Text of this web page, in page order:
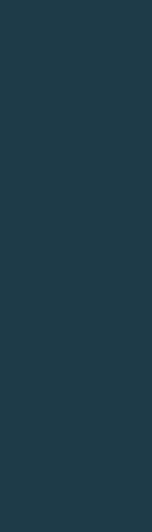
mais forte,
que vocês
caso
todo o seu
os anjos
aberta e
do
chamas
você
Quando o
Mas
de
e-mails, o
anjos da
apontar